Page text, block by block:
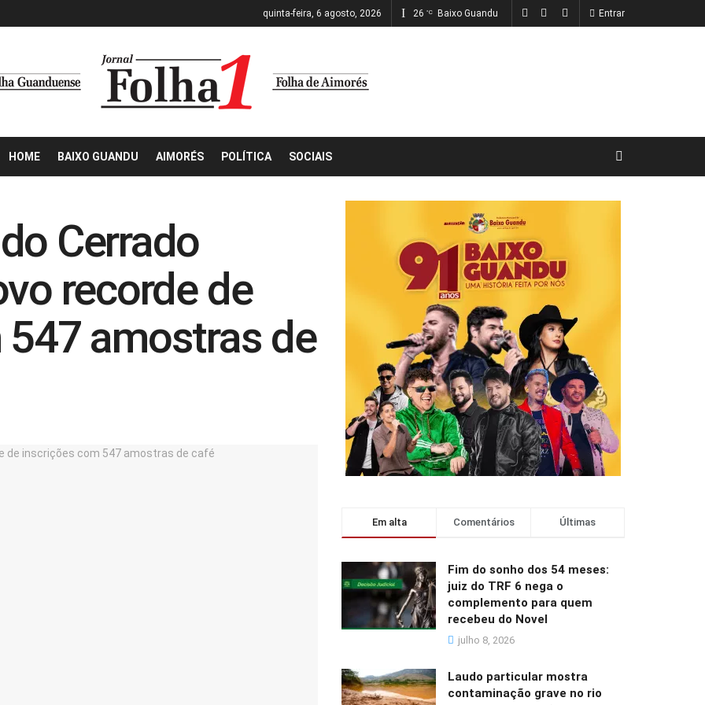
quinta-feira, 6 agosto, 2026 26 °C Baixo Guandu Entrar
HOME BAIXO GUANDU AIMORÉS POLÍTICA SOCIAIS
Cerrado
recorde de
amostras de
Em alta Comentários Últimas
Fim do sonho dos 54 meses:
juiz do TRF 6 nega o
complemento para quem
recebeu do Novel
julho 8, 2026
Laudo particular mostra
contaminação grave no rio